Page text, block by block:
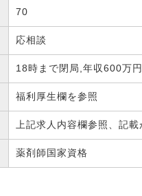
70
応相談
18時まで閉局,年収600万
福利厚生欄を参照
上記求人内容欄参照、記
薬剤師国家資格